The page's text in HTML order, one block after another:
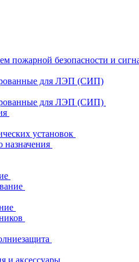
пожарной безопасности и
для ЛЭП (СИП)
для ЛЭП (СИП)
установок
и аксессуары